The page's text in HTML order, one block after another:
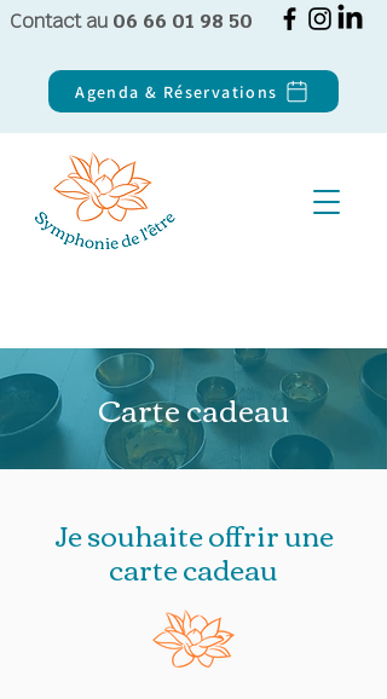
Contact au 06 66 01 98 50
Agenda & Réservations
Carte cadeau
Je souhaite offrir une
carte cadeau